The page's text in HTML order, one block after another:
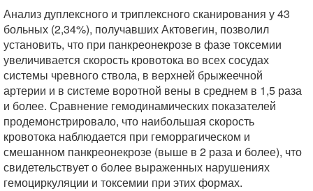
Анализ дуплексного и триплексного сканирования у 43
больных (2,34%), получавших Актовегин, позволил
установить, что при панкреонекрозе в фазе токсемии
увеличивается скорость кровотока во всех сосудах
системы чревного ствола, в верхней брыжеечной
артерии и в системе воротной вены в среднем в 1,5 раза
и более. Сравнение гемодинамических показателей
продемонстрировало, что наибольшая скорость
кровотока наблюдается при геморрагическом и
смешанном панкреонекрозе (выше в 2 раза и более), что
свидетельствует о более выраженных нарушениях
гемоциркуляции и токсемии при этих формах.